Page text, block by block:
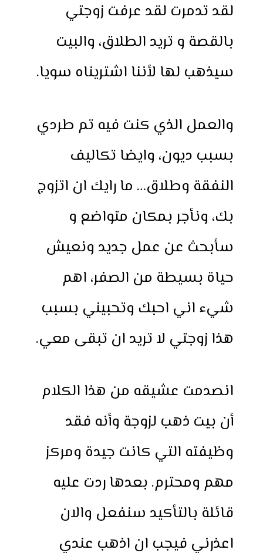
لقد تدمرت لقد عرفت زوجتي
بالقصة و تريد الطلاق، والبيت
سيذهب لها لأننا اشتريناه سويا.
والعمل الذي كنت فيه تم طردي
بسبب ديون، وايضا تكاليف
النفقة وطلاق… ما رايك ان اتزوج
بك، ونأجر بمكان متواضع و
سأبحث عن عمل جديد ونعيش
حياة بسيطة من الصفر، اهم
شيء اني احبك وتحبيني بسبب
هذا زوجتي لا تريد ان تبقى معي.
انصدمت عشيقه من هذا الكلام
أن بيت ذهب لزوجة وأنه فقد
وظيفته التي كانت جيدة ومركز
مهم ومحترم. بعدها ردت عليه
قائلة بالتأكيد سنفعل والان
اعذرني فيجب ان اذهب عندي